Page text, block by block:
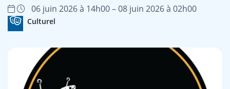
06 juin 2026 à 14h00 – 08 juin 2026 à 02h00
Culturel